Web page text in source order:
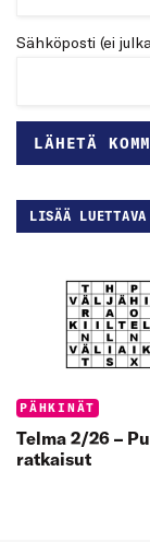
Sähköposti (ei
LISÄÄ LUETTAVA
Categories:
PÄHKINÄT
Telma 2/26 –
ratkaisut